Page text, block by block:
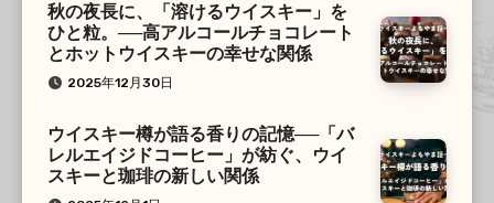
秋の夜長に、「溶けるウイスキー」を
ひと粒。──高アルコールチョコレート
とホットウイスキーの幸せな関係
2025年12月30日
ウイスキー樽が語る香りの記憶──「バ
レルエイジドコーヒー」が紡ぐ、ウイ
スキーと珈琲の新しい関係